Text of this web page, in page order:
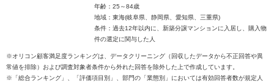
年齢：25～84歳
地域：東海(岐阜県、静岡県、愛知県、三重県)
条件：過去12年以内に、新築分譲マンションに入居し、購入物
件の選定に関与した人
※オリコン顧客満足度ランキングは、データクリーニング（回収したデータから不正回答や異
常値を排除）および調査対象者条件から外れた回答を除外した上で作成しています。
※「総合ランキング」、「評価項目別」、部門の「業態別」においては有効回答者数が規定人